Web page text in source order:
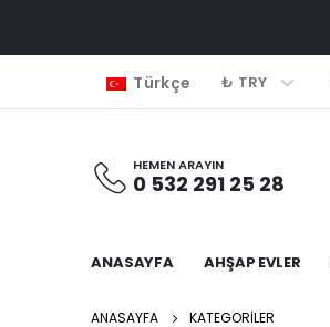
Türkçe ₺ TRY
HEMEN ARAYIN
0 532 291 25 28
ANASAYFA AHŞAP EVLER
ANASAYFA KATEGORILER